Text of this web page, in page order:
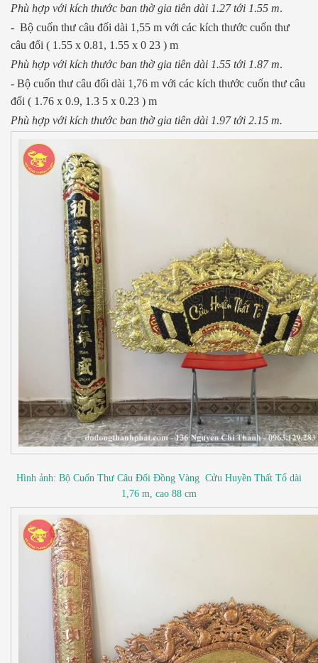
Phù hợp với kích thước ban thờ gia tiên dài 1.27 tới 1.55 m.
- Bộ cuốn thư câu đối dài 1,55 m với các kích thước cuốn thư
câu đối ( 1.55 x 0.81, 1.55 x 0 23 ) m
Phù hợp với kích thước ban thờ gia tiên dài 1.55 tới 1.87 m.
- Bộ cuốn thư câu đối dài 1,76 m với các kích thước cuốn thư câu
đối ( 1.76 x 0.9, 1.3 5 x 0.23 ) m
Phù hợp với kích thước ban thờ gia tiên dài 1.97 tới 2.15 m.
Hình ảnh: Bộ Cuốn Thư Câu Đối Đồng Vàng Cửu Huyền Thất Tổ dài
1,76 m, cao 88 cm